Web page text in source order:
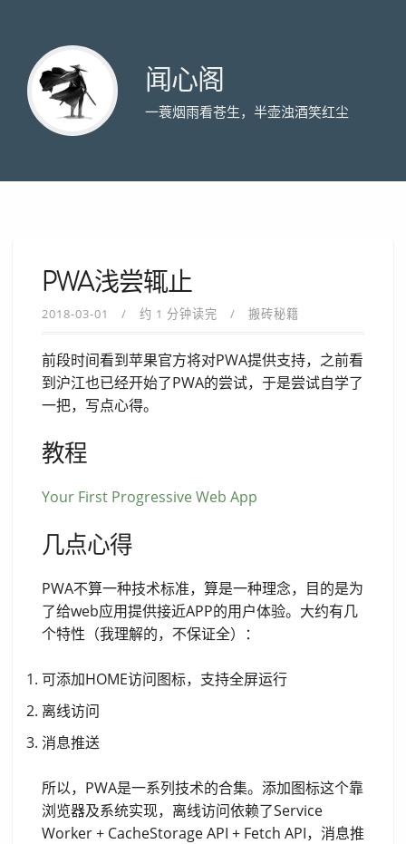
闻心阁
一蓑烟雨看苍生，半壶浊酒笑红尘
PWA浅尝辄止
2018-03-01 约 1 分钟读完 搬砖秘籍
前段时间看到苹果官方将对PWA提供支持，之前看
到沪江也已经开始了PWA的尝试，于是尝试自学了
一把，写点心得。
教程
Your First Progressive Web App
几点心得
PWA不算一种技术标准，算是一种理念，目的是为
了给web应用提供接近APP的用户体验。大约有几
个特性（我理解的，不保证全）：
可添加HOME访问图标，支持全屏运行
离线访问
消息推送
所以，PWA是一系列技术的合集。添加图标这个靠
浏览器及系统实现，离线访问依赖了Service
Worker + CacheStorage API + Fetch API，消息推